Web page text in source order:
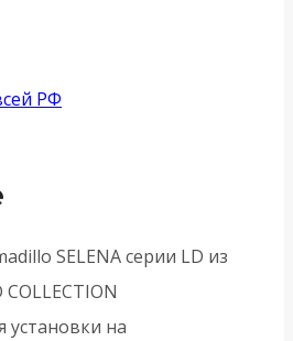
РФ
SELENA серии LD из
установки на